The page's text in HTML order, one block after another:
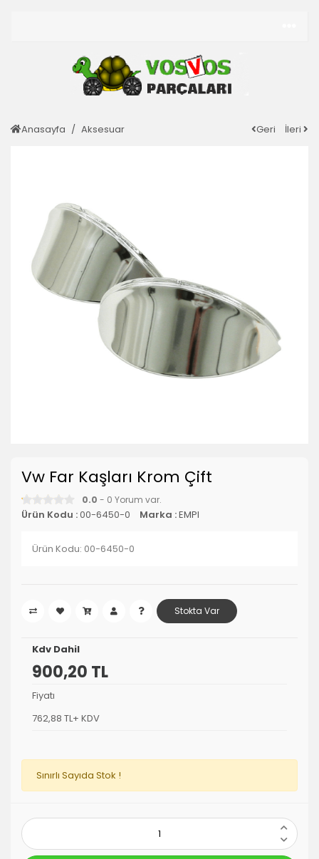
Anasayfa Aksesuar Geri İleri
Vw Far Kaşları Krom Çift
0.0 - 0 Yorum var.
Ürün Kodu :00-6450-0 Marka :EMPI
Ürün Kodu: 00-6450-0
Stokta Var
Kdv Dahil
900,20 TL
Fiyatı
762,88 TL+ KDV
Sınırlı Sayıda Stok !